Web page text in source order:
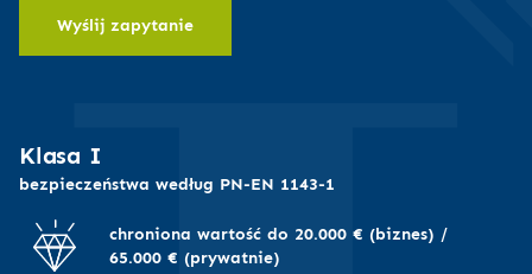
Wyślij zapytanie
Klasa I
bezpieczeństwa według PN-EN 1143-1
chroniona wartość do 20.000 € (biznes) /
65.000 € (prywatnie)